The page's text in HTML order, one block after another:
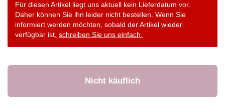
Für diesen Artikel liegt uns aktuell kein Lieferdatum vor.
Daher können Sie ihn leider nicht bestellen. Wenn Sie
informiert werden möchten, sobald der Artikel wieder
verfügbar ist, schreiben Sie uns einfach.